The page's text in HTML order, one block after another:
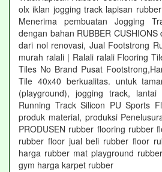
olx iklan jogging track lapisan
Menerima pembuatan Jogging
dengan bahan RUBBER
dari nol renovasi, Jual Footstrong
murah ralali | Ralali ralali Flooring
Tiles No Brand Pusat
Tile 40x40 berkualitas. untuk
(playground), jogging track,
Running Track Silicon PU Sports
produk material, produksi
PRODUSEN rubber flooring rubber
rubber floor jual beli rubber floor
harga rubber mat playground
gym harga karpet rubber